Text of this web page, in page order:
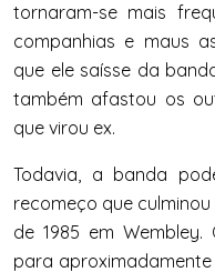
tornaram-se mais
companhias e maus
que ele saísse da
também afastou os
que virou ex.
Todavia, a banda
recomeço que culminou
de 1985 em
para aproximadamente